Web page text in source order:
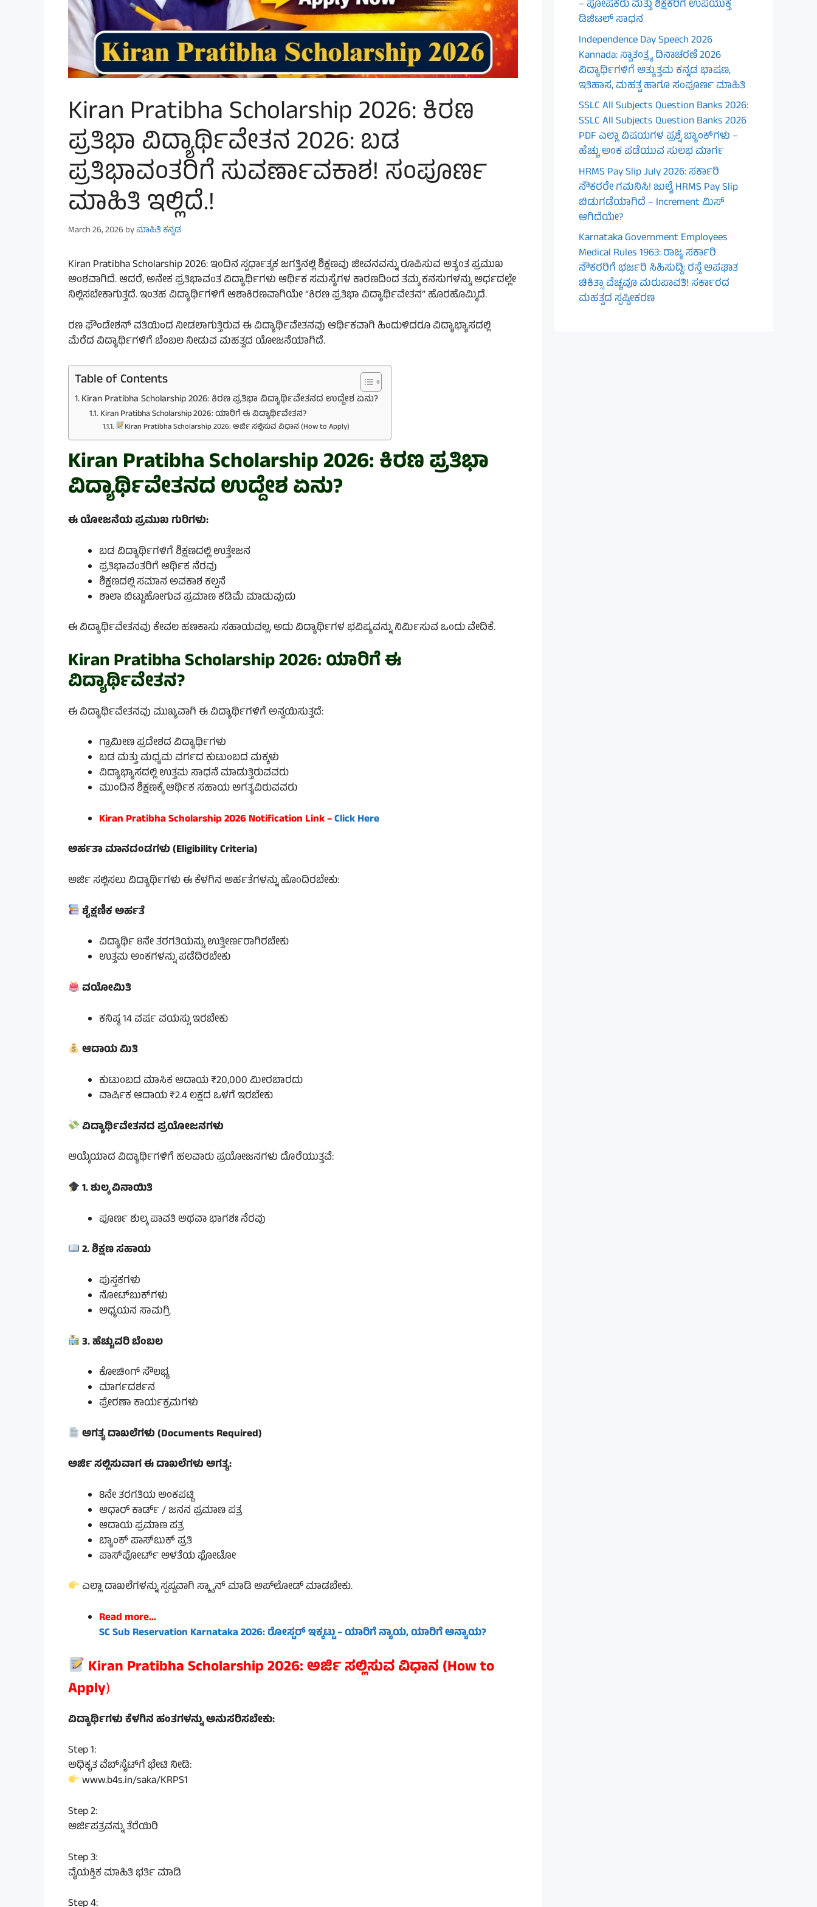
Kiran Pratibha Scholarship 2026: ಕಿರಣ
ಪ್ರತಿಭಾ ವಿದ್ಯಾರ್ಥಿವೇತನ 2026: ಬಡ
ಪ್ರತಿಭಾವಂತರಿಗೆ ಸುವರ್ಣಾವಕಾಶ! ಸಂಪೂರ್ಣ
ಮಾಹಿತಿ ಇಲ್ಲಿದೆ.!
March 26, 2026 byಮಾಹಿತಿ ಕನ್ನಡ
Kiran Pratibha Scholarship 2026: ಇಂದಿನ ಸ್ಪರ್ಧಾತ್ಮಕ ಜಗತ್ತಿನಲ್ಲಿ ಶಿಕ್ಷಣವು ಜೀವನವನ್ನು ರೂಪಿಸುವ ಅತ್ಯಂತ ಪ್ರಮುಖ
ಅಂಶವಾಗಿದೆ. ಆದರೆ, ಅನೇಕ ಪ್ರತಿಭಾವಂತ ವಿದ್ಯಾರ್ಥಿಗಳು ಆರ್ಥಿಕ ಸಮಸ್ಯೆಗಳ ಕಾರಣದಿಂದ ತಮ್ಮ ಕನಸುಗಳನ್ನು ಅರ್ಧದಲ್ಲೇ
ನಿಲ್ಲಿಸಬೇಕಾಗುತ್ತದೆ. ಇಂತಹ ವಿದ್ಯಾರ್ಥಿಗಳಿಗೆ ಆಶಾಕಿರಣವಾಗಿಯೇ “ಕಿರಣ ಪ್ರತಿಭಾ ವಿದ್ಯಾರ್ಥಿವೇತನ” ಹೊರಹೊಮ್ಮಿದೆ.
ರಣ ಫೌಂಡೇಶನ್ ವತಿಯಿಂದ ನೀಡಲಾಗುತ್ತಿರುವ ಈ ವಿದ್ಯಾರ್ಥಿವೇತನವು ಆರ್ಥಿಕವಾಗಿ ಹಿಂದುಳಿದರೂ ವಿದ್ಯಾಭ್ಯಾಸದಲ್ಲಿ
ಮೆರೆದ ವಿದ್ಯಾರ್ಥಿಗಳಿಗೆ ಬೆಂಬಲ ನೀಡುವ ಮಹತ್ವದ ಯೋಜನೆಯಾಗಿದೆ.
Table of Contents
Kiran Pratibha Scholarship 2026: ಕಿರಣ ಪ್ರತಿಭಾ ವಿದ್ಯಾರ್ಥಿವೇತನದ ಉದ್ದೇಶ ಏನು?
Kiran Pratibha Scholarship 2026: ಯಾರಿಗೆ ಈ ವಿದ್ಯಾರ್ಥಿವೇತನ?
Kiran Pratibha Scholarship 2026: ಅರ್ಜಿ ಸಲ್ಲಿಸುವ ವಿಧಾನ (How to Apply)
Kiran Pratibha Scholarship 2026: ಕಿರಣ ಪ್ರತಿಭಾ
ವಿದ್ಯಾರ್ಥಿವೇತನದ ಉದ್ದೇಶ ಏನು?
ಈ ಯೋಜನೆಯ ಪ್ರಮುಖ ಗುರಿಗಳು:
ಬಡ ವಿದ್ಯಾರ್ಥಿಗಳಿಗೆ ಶಿಕ್ಷಣದಲ್ಲಿ ಉತ್ತೇಜನ
ಪ್ರತಿಭಾವಂತರಿಗೆ ಆರ್ಥಿಕ ನೆರವು
ಶಿಕ್ಷಣದಲ್ಲಿ ಸಮಾನ ಅವಕಾಶ ಕಲ್ಪನೆ
ಶಾಲಾ ಬಿಟ್ಟುಹೋಗುವ ಪ್ರಮಾಣ ಕಡಿಮೆ ಮಾಡುವುದು
ಈ ವಿದ್ಯಾರ್ಥಿವೇತನವು ಕೇವಲ ಹಣಕಾಸು ಸಹಾಯವಲ್ಲ, ಅದು ವಿದ್ಯಾರ್ಥಿಗಳ ಭವಿಷ್ಯವನ್ನು ನಿರ್ಮಿಸುವ ಒಂದು ವೇದಿಕೆ.
Kiran Pratibha Scholarship 2026: ಯಾರಿಗೆ ಈ
ವಿದ್ಯಾರ್ಥಿವೇತನ?
ಈ ವಿದ್ಯಾರ್ಥಿವೇತನವು ಮುಖ್ಯವಾಗಿ ಈ ವಿದ್ಯಾರ್ಥಿಗಳಿಗೆ ಅನ್ವಯಿಸುತ್ತದೆ:
ಗ್ರಾಮೀಣ ಪ್ರದೇಶದ ವಿದ್ಯಾರ್ಥಿಗಳು
ಬಡ ಮತ್ತು ಮಧ್ಯಮ ವರ್ಗದ ಕುಟುಂಬದ ಮಕ್ಕಳು
ವಿದ್ಯಾಭ್ಯಾಸದಲ್ಲಿ ಉತ್ತಮ ಸಾಧನೆ ಮಾಡುತ್ತಿರುವವರು
ಮುಂದಿನ ಶಿಕ್ಷಣಕ್ಕೆ ಆರ್ಥಿಕ ಸಹಾಯ ಅಗತ್ಯವಿರುವವರು
Kiran Pratibha Scholarship 2026 Notification Link –Click Here
ಅರ್ಹತಾ ಮಾನದಂಡಗಳು (Eligibility Criteria)
ಅರ್ಜಿ ಸಲ್ಲಿಸಲು ವಿದ್ಯಾರ್ಥಿಗಳು ಈ ಕೆಳಗಿನ ಅರ್ಹತೆಗಳನ್ನು ಹೊಂದಿರಬೇಕು:
ಶೈಕ್ಷಣಿಕ ಅರ್ಹತೆ
ವಿದ್ಯಾರ್ಥಿ 8ನೇ ತರಗತಿಯನ್ನು ಉತ್ತೀರ್ಣರಾಗಿರಬೇಕು
ಉತ್ತಮ ಅಂಕಗಳನ್ನು ಪಡೆದಿರಬೇಕು
ವಯೋಮಿತಿ
ಕನಿಷ್ಠ 14 ವರ್ಷ ವಯಸ್ಸು ಇರಬೇಕು
ಆದಾಯ ಮಿತಿ
ಕುಟುಂಬದ ಮಾಸಿಕ ಆದಾಯ ₹20,000 ಮೀರಬಾರದು
ವಾರ್ಷಿಕ ಆದಾಯ ₹2.4 ಲಕ್ಷದ ಒಳಗೆ ಇರಬೇಕು
ವಿದ್ಯಾರ್ಥಿವೇತನದ ಪ್ರಯೋಜನಗಳು
ಆಯ್ಕೆಯಾದ ವಿದ್ಯಾರ್ಥಿಗಳಿಗೆ ಹಲವಾರು ಪ್ರಯೋಜನಗಳು ದೊರೆಯುತ್ತವೆ:
1. ಶುಲ್ಕ ವಿನಾಯಿತಿ
ಪೂರ್ಣ ಶುಲ್ಕ ಪಾವತಿ ಅಥವಾ ಭಾಗಶಃ ನೆರವು
2. ಶಿಕ್ಷಣ ಸಹಾಯ
ಪುಸ್ತಕಗಳು
ನೋಟ್‌ಬುಕ್‌ಗಳು
ಅಧ್ಯಯನ ಸಾಮಗ್ರಿ
3. ಹೆಚ್ಚುವರಿ ಬೆಂಬಲ
ಕೋಚಿಂಗ್ ಸೌಲಭ್ಯ
ಮಾರ್ಗದರ್ಶನ
ಪ್ರೇರಣಾ ಕಾರ್ಯಕ್ರಮಗಳು
ಅಗತ್ಯ ದಾಖಲೆಗಳು (Documents Required)
ಅರ್ಜಿ ಸಲ್ಲಿಸುವಾಗ ಈ ದಾಖಲೆಗಳು ಅಗತ್ಯ:
8ನೇ ತರಗತಿಯ ಅಂಕಪಟ್ಟಿ
ಆಧಾರ್ ಕಾರ್ಡ್ / ಜನನ ಪ್ರಮಾಣ ಪತ್ರ
ಆದಾಯ ಪ್ರಮಾಣ ಪತ್ರ
ಬ್ಯಾಂಕ್ ಪಾಸ್‌ಬುಕ್ ಪ್ರತಿ
ಪಾಸ್‌ಪೋರ್ಟ್ ಅಳತೆಯ ಫೋಟೋ
ಎಲ್ಲಾ ದಾಖಲೆಗಳನ್ನು ಸ್ಪಷ್ಟವಾಗಿ ಸ್ಕ್ಯಾನ್ ಮಾಡಿ ಅಪ್‌ಲೋಡ್ ಮಾಡಬೇಕು.
Read more…
SC Sub Reservation Karnataka 2026: ರೋಸ್ಟರ್ ಇಕ್ಕಟ್ಟು – ಯಾರಿಗೆ ನ್ಯಾಯ, ಯಾರಿಗೆ ಅನ್ಯಾಯ?
Kiran Pratibha Scholarship 2026:ಅರ್ಜಿ ಸಲ್ಲಿಸುವ ವಿಧಾನ (How to
Apply)
ವಿದ್ಯಾರ್ಥಿಗಳು ಕೆಳಗಿನ ಹಂತಗಳನ್ನು ಅನುಸರಿಸಬೇಕು:
Step 1:
ಅಧಿಕೃತ ವೆಬ್‌ಸೈಟ್‌ಗೆ ಭೇಟಿ ನೀಡಿ:
www.b4s.in/saka/KRPS1
Step 2:
ಅರ್ಜಿಪತ್ರವನ್ನು ತೆರೆಯಿರಿ
Step 3:
ವೈಯಕ್ತಿಕ ಮಾಹಿತಿ ಭರ್ತಿ ಮಾಡಿ
– ಪೋಷಕರು ಮತ್ತು ಶಿಕ್ಷಕರಿಗೆ ಉಪಯುಕ್ತ
ಡಿಜಿಟಲ್ ಸಾಧನ
Independence Day Speech 2026
Kannada: ಸ್ವಾತಂತ್ರ್ಯ ದಿನಾಚರಣೆ 2026
ವಿದ್ಯಾರ್ಥಿಗಳಿಗೆ ಅತ್ಯುತ್ತಮ ಕನ್ನಡ ಭಾಷಣ,
ಇತಿಹಾಸ, ಮಹತ್ವ ಹಾಗೂ ಸಂಪೂರ್ಣ ಮಾಹಿತಿ
SSLC All Subjects Question Banks 2026:
SSLC All Subjects Question Banks 2026
PDF ಎಲ್ಲಾ ವಿಷಯಗಳ ಪ್ರಶ್ನೆ ಬ್ಯಾಂಕ್‌ಗಳು –
ಹೆಚ್ಚು ಅಂಕ ಪಡೆಯುವ ಸುಲಭ ಮಾರ್ಗ
HRMS Pay Slip July 2026: ಸರ್ಕಾರಿ
ನೌಕರರೇ ಗಮನಿಸಿ! ಜುಲೈ HRMS Pay Slip
ಬಿಡುಗಡೆಯಾಗಿದೆ – Increment ಮಿಸ್
ಆಗಿದೆಯೇ?
Karnataka Government Employees
Medical Rules 1963: ರಾಜ್ಯ ಸರ್ಕಾರಿ
ನೌಕರರಿಗೆ ಭರ್ಜರಿ ಸಿಹಿಸುದ್ದಿ: ರಸ್ತೆ ಅಪಘಾತ
ಚಿಕಿತ್ಸಾ ವೆಚ್ಚವೂ ಮರುಪಾವತಿ! ಸರ್ಕಾರದ
ಮಹತ್ವದ ಸ್ಪಷ್ಟೀಕರಣ